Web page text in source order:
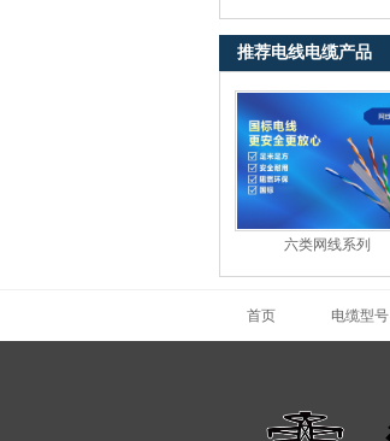
推荐电线电缆产品
六类网线系列
首页 电缆型号